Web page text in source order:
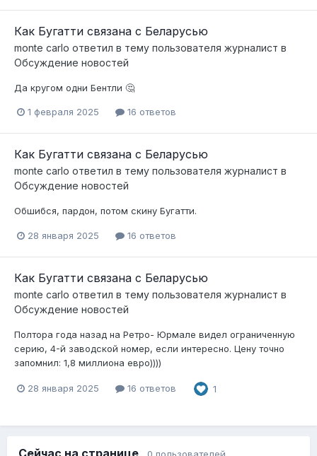
Как Бугатти связана с Беларусью
monte carlo ответил в тему пользователя журналист в
Обсуждение новостей
Да кругом одни Бентли 🤔
1 февраля 2025 16 ответов
Как Бугатти связана с Беларусью
monte carlo ответил в тему пользователя журналист в
Обсуждение новостей
Обшибся, пардон, потом скину Бугатти.
28 января 2025 16 ответов
Как Бугатти связана с Беларусью
monte carlo ответил в тему пользователя журналист в
Обсуждение новостей
Полтора года назад на Ретро- Юрмале видел ограниченную
серию, 4-й заводской номер, если интересно. Цену точно
запомнил: 1,8 миллиона евро))))
28 января 2025 16 ответов 1
Сейчас на странице